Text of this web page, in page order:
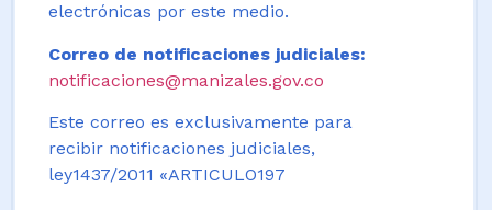
electrónicas por este medio.
Correo de notificaciones judiciales:
notificaciones@manizales.gov.co
Este correo es exclusivamente para
recibir notificaciones judiciales,
ley1437/2011 «ARTICULO197